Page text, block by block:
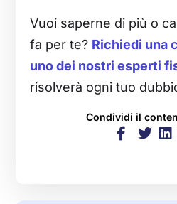
Vuoi saperne di più o
fa per te? Richiedi una
uno dei nostri esperti
risolverà ogni tuo
Condividi il